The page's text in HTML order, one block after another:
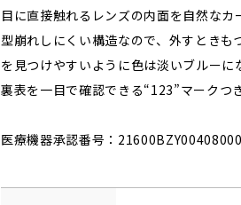
目に直接触れるレンズの内面を自然なカ
型崩れしにくい構造なので、外すとき
を見つけやすいように色は淡いブルーに
裏表を一目で確認できる“123”マークつき
医療機器承認番号：21600BZY00408000